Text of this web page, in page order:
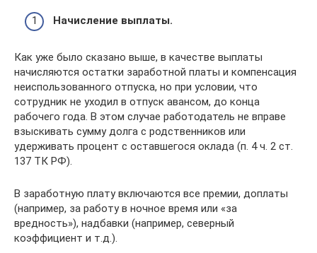
Начисление выплаты.
Как уже было сказано выше, в качестве выплаты
начисляются остатки заработной платы и компенсация
неиспользованного отпуска, но при условии, что
сотрудник не уходил в отпуск авансом, до конца
рабочего года. В этом случае работодатель не вправе
взыскивать сумму долга с родственников или
удерживать процент с оставшегося оклада (п. 4 ч. 2 ст.
137 ТК РФ).
В заработную плату включаются все премии, доплаты
(например, за работу в ночное время или «за
вредность»), надбавки (например, северный
коэффициент и т.д.).